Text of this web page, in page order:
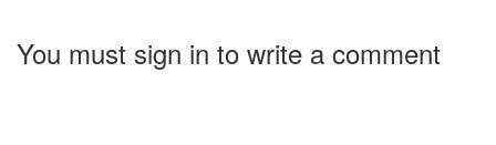
You must sign in to write a comment